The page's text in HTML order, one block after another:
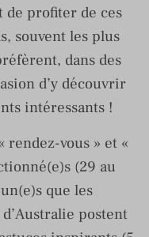
de profiter de ces
souvent les plus
dans des
d’y découvrir
intéressants !
rendez-vous » et «
(29 au
que les
postent